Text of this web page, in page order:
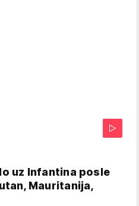
uz Infantina posle
Mauritanija,